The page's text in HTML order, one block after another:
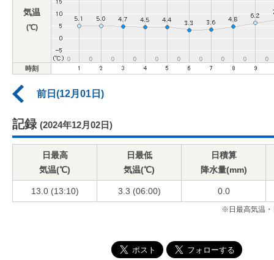
気温
(℃)
時刻
前日(12月01日)
記録 (2024年12月02日)
日最高
気温(℃)
日最低
気温(℃)
日積算
降水量(mm)
13.0 (13:10) 3.3 (06:00) 0.0
※日最高気温・